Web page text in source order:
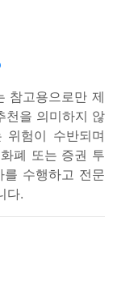
참고용으로만 제
천을 의미하지 않
위험이 수반되며
폐 또는 증권 투
수행하고 전문
다.